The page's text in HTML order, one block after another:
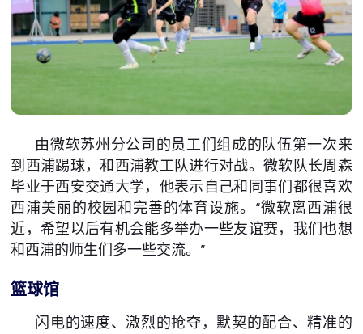
由微软苏州分公司的员工们组成的队伍第一次来
到西浦踢球，和西浦教工队进行对战。微软队长周森
毕业于西安交通大学，他表示自己和同事们都很喜欢
西浦美丽的校园和完善的体育设施。“微软离西浦很
近，希望以后有机会能多举办一些友谊赛，我们也想
和西浦的师生们多一些交流。”
篮球馆
闪电的速度、激烈的抢夺，默契的配合、精准的